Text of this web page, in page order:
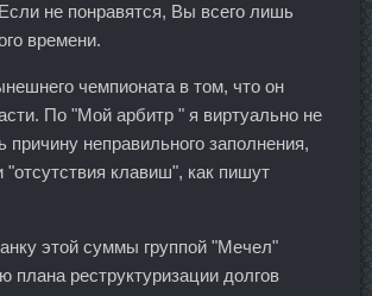
не понравятся, Вы всего лишь
времени.
чемпионата в том, что он
По "Мой арбитр " я виртуально не
причину неправильного заполнения,
"отсутствия клавиш", как пишут
этой суммы группой "Мечел"
плана реструктуризации долгов